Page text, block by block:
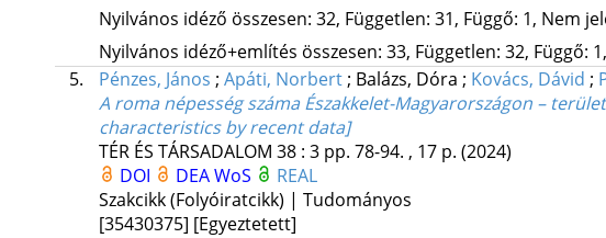
Nyilvános idéző összesen: 32, Független: 31, Függő: 1, Nem
Nyilvános idéző+említés összesen: 33, Független: 32, Függő:
5.
Pénzes, János ; Apáti, Norbert; Balázs, Dóra ; Kovács, Dávid ;
A roma népesség száma Északkelet-Magyarországon –
characteristics by recent data]
TÉR ÉS TÁRSADALOM 38: 3 pp. 78-94. , 17 p. (2024)
DOI
DEAWoS
REAL
Szakcikk (Folyóiratcikk) | Tudományos
[35430375] [Egyeztetett]